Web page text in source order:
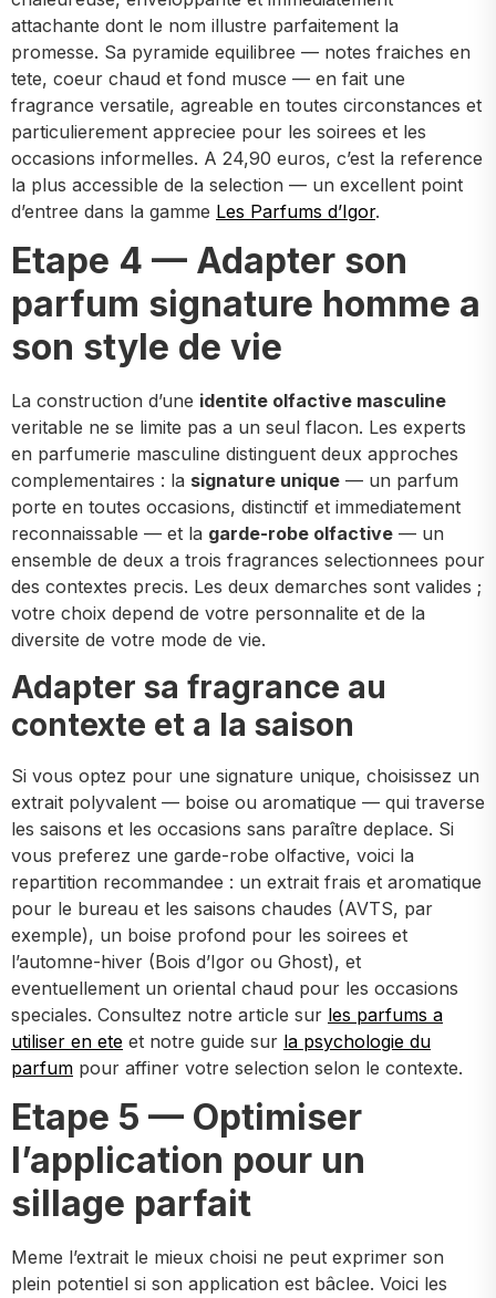
attachante dont le nom illustre parfaitement la
promesse. Sa pyramide equilibree — notes fraiches en
tete, coeur chaud et fond musce — en fait une
fragrance versatile, agreable en toutes circonstances et
particulierement appreciee pour les soirees et les
occasions informelles. A 24,90 euros, c’est la reference
la plus accessible de la selection — un excellent point
d’entree dans la gamme Les Parfums d’Igor.
Etape 4 — Adapter son
parfum signature homme a
son style de vie
La construction d’une identite olfactive masculine
veritable ne se limite pas a un seul flacon. Les experts
en parfumerie masculine distinguent deux approches
complementaires : la signature unique — un parfum
porte en toutes occasions, distinctif et immediatement
reconnaissable — et la garde-robe olfactive — un
ensemble de deux a trois fragrances selectionnees pour
des contextes precis. Les deux demarches sont valides ;
votre choix depend de votre personnalite et de la
diversite de votre mode de vie.
Adapter sa fragrance au
contexte et a la saison
Si vous optez pour une signature unique, choisissez un
extrait polyvalent — boise ou aromatique — qui traverse
les saisons et les occasions sans paraître deplace. Si
vous preferez une garde-robe olfactive, voici la
repartition recommandee : un extrait frais et aromatique
pour le bureau et les saisons chaudes (AVTS, par
exemple), un boise profond pour les soirees et
l’automne-hiver (Bois d’Igor ou Ghost), et
eventuellement un oriental chaud pour les occasions
speciales. Consultez notre article sur les parfums a
utiliser en ete et notre guide sur la psychologie du
parfum pour affiner votre selection selon le contexte.
Etape 5 — Optimiser
l’application pour un
sillage parfait
Meme l’extrait le mieux choisi ne peut exprimer son
plein potentiel si son application est bâclee. Voici les